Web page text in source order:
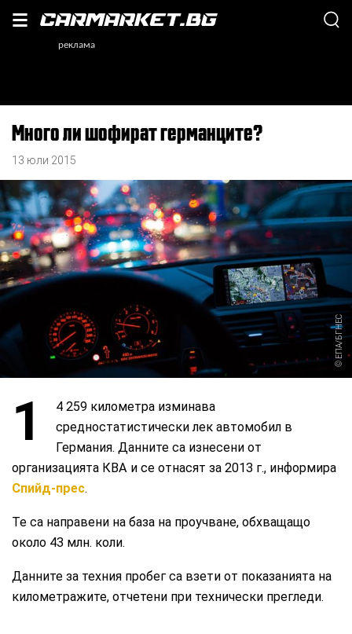
Много ли шофират германците?
13 юли 2015
ЕПА/БГНЕС
1
4 259 километра изминава
средностатистически лек автомобил в
Германия. Данните са изнесени от
организацията КВА и се отнасят за 2013 г., информира
Спийд-прес.
Те са направени на база на проучване, обхващащо
около 43 млн. коли.
Данните за техния пробег са взети от показанията на
километражите, отчетени при технически прегледи.